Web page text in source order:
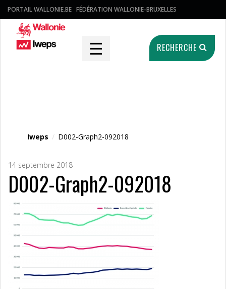
PORTAIL WALLONIE.BE FÉDÉRATION WALLONIE-BRUXELLES
☰ RECHERCHE
Iweps / D002-Graph2-092018
14 septembre 2018
D002-Graph2-092018